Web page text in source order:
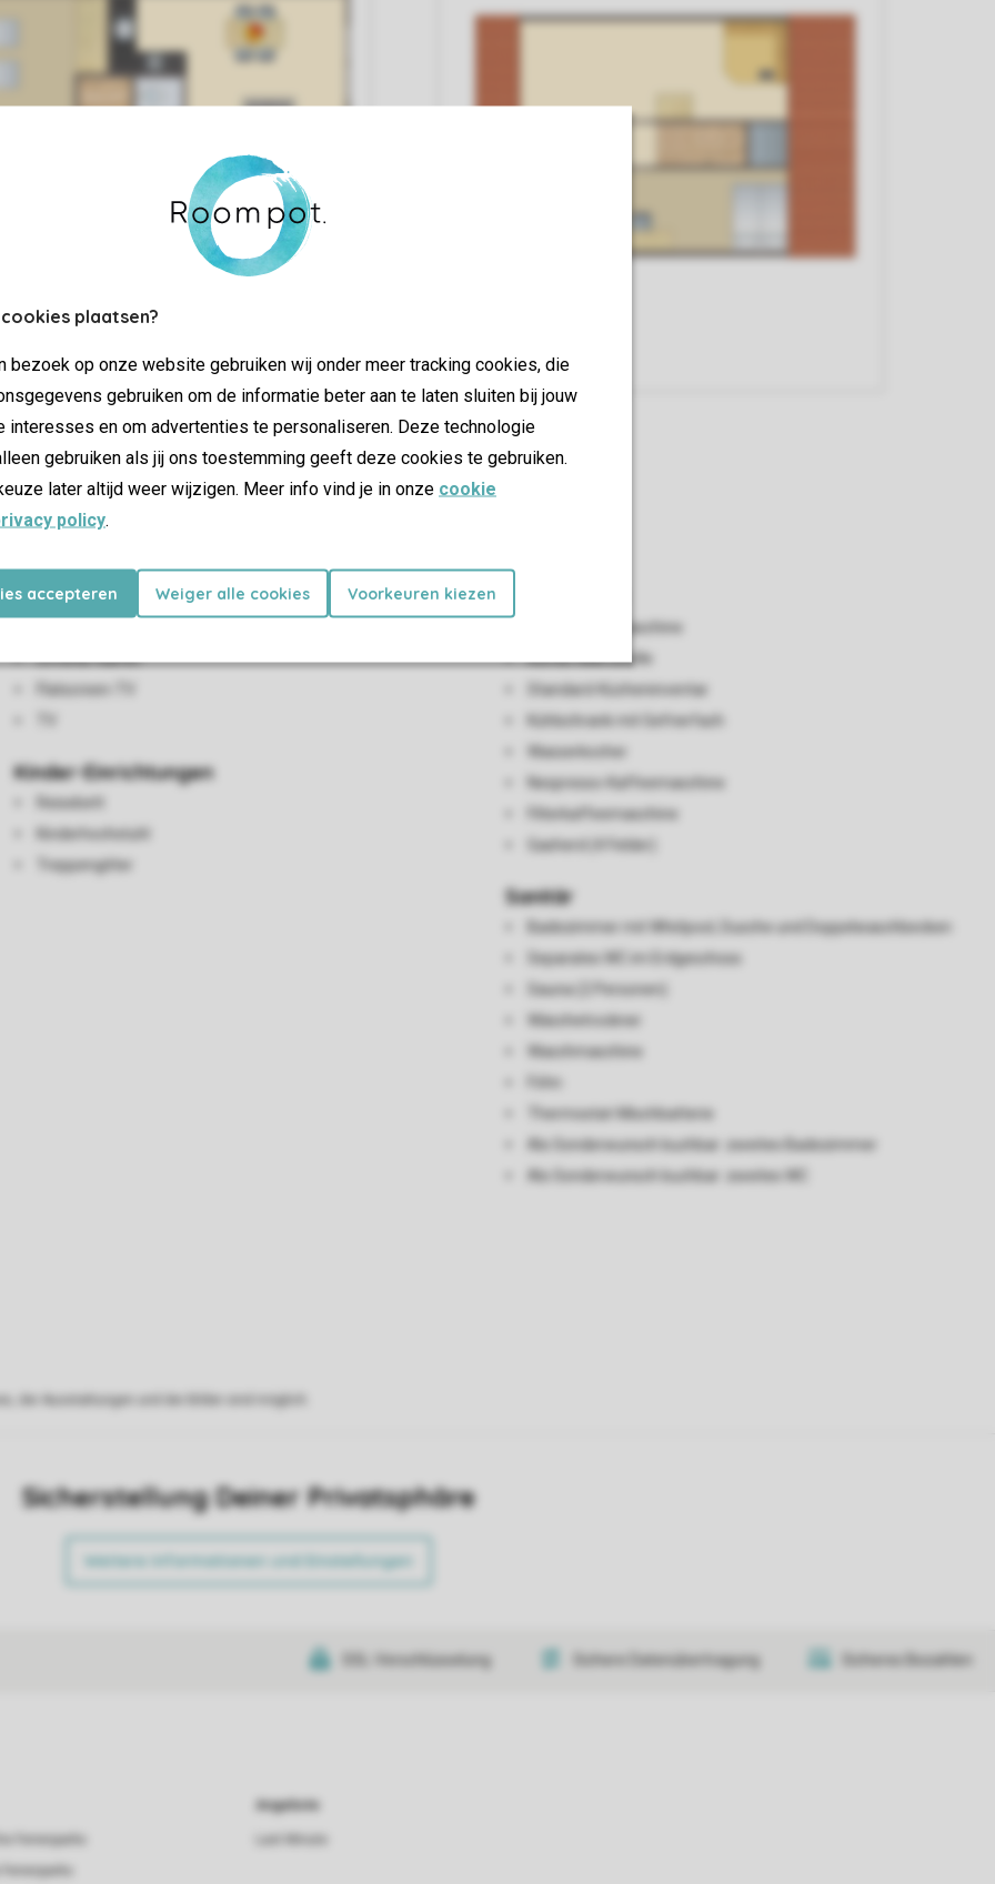
plaatsen?
bezoek op onze website gebruiken wij onder meer tracking cookies, die
gebruiken om de informatie beter aan te laten sluiten bij jouw
interesses en om advertenties te personaliseren. Deze technologie
gebruiken als jij ons toestemming geeft deze cookies te gebruiken.
later altijd weer wijzigen. Meer info vind je in onze cookie
policy.
accepteren Weiger alle cookies Voorkeuren kiezen
Wohn-/Esszimmer
Sitzecke
Offener Kamin
Flatscreen-TV
Kinder-Einrichtungen
Reisebett
Kinderhochstuhl
Treppengitter
Küche
Geschirrspülmaschine
Kombi-Mikrowelle
Standard-Kücheninventar
Kühlschrank mit Gefrierfach
Wasserkocher
Nespresso-Kaffeemaschine
Filterkaffeemaschine
Gasherd (4 Felder)
Sanitär
Badezimmer mit Whirlpool, Dusche und Doppelwaschbecken
Separates WC im Erdgeschoss
Sauna (2 Personen)
Wäschetrockner
Waschmaschine
Thermostat-Mischbatterie
Als Sonderwunsch buchbar: zweites Badezimmer
Als Sonderwunsch buchbar: zweites WC
Sicherstellung Deiner Privatsphäre
Weitere Informationen und Einstellungen
SSL-Verschlüsselung Sichere Datenübertragung Sicheres Bezahlen
Angebote